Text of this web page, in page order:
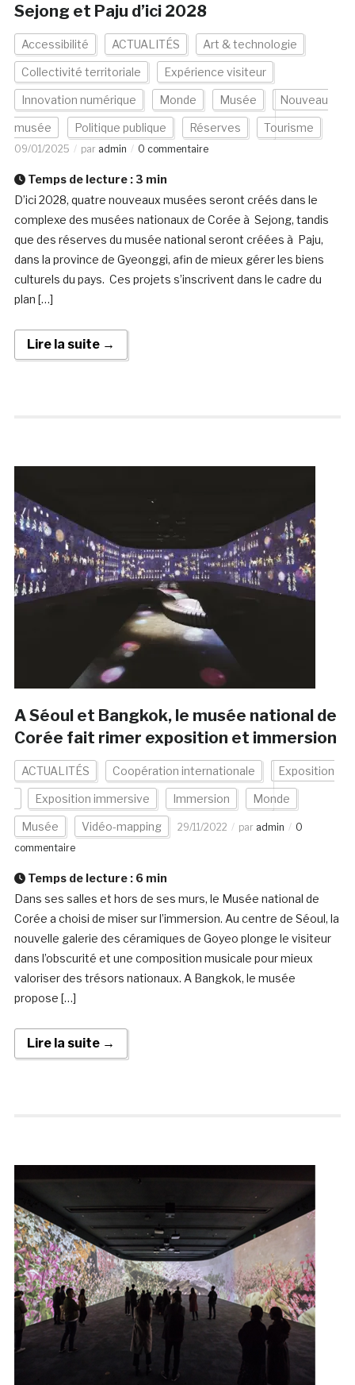
Sejong et Paju d’ici 2028
Accessibilité ACTUALITÉS Art & technologie
Collectivité territoriale Expérience visiteur
Innovation numérique Monde Musée Nouveau
musée Politique publique Réserves Tourisme
09/01/2025 par admin 0 commentaire
Temps de lecture : 3 min
D’ici 2028, quatre nouveaux musées seront créés dans le
complexe des musées nationaux de Corée à Sejong, tandis
que des réserves du musée national seront créées à Paju,
dans la province de Gyeonggi, afin de mieux gérer les biens
culturels du pays. Ces projets s’inscrivent dans le cadre du
plan […]
Lire la suite →
A Séoul et Bangkok, le musée national de
Corée fait rimer exposition et immersion
ACTUALITÉS Coopération internationale Exposition
Exposition immersive Immersion Monde
Musée Vidéo-mapping 29/11/2022 par admin
0
commentaire
Temps de lecture : 6 min
Dans ses salles et hors de ses murs, le Musée national de
Corée a choisi de miser sur l’immersion. Au centre de Séoul, la
nouvelle galerie des céramiques de Goyeo plonge le visiteur
dans l’obscurité et une composition musicale pour mieux
valoriser des trésors nationaux. A Bangkok, le musée
propose […]
Lire la suite →